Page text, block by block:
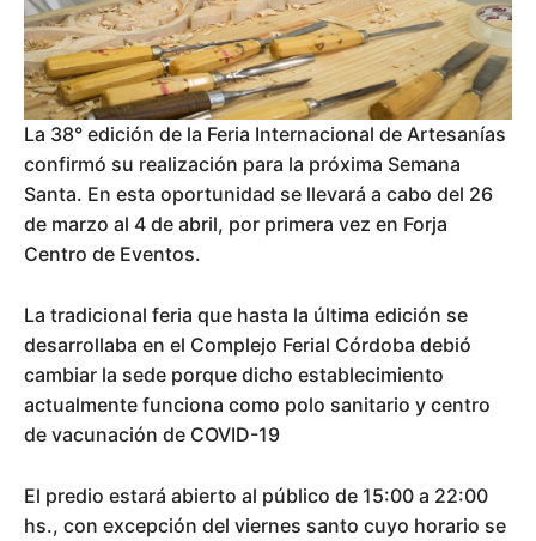
La 38° edición de la Feria Internacional de Artesanías
confirmó su realización para la próxima Semana
Santa. En esta oportunidad se llevará a cabo del 26
de marzo al 4 de abril, por primera vez en Forja
Centro de Eventos.
La tradicional feria que hasta la última edición se
desarrollaba en el Complejo Ferial Córdoba debió
cambiar la sede porque dicho establecimiento
actualmente funciona como polo sanitario y centro
de vacunación de COVID-19
El predio estará abierto al público de 15:00 a 22:00
hs., con excepción del viernes santo cuyo horario se